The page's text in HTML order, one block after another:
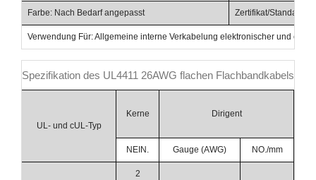
Farbe: Nach Bedarf angepasst Zertifikat/Standard:
Verwendung Für: Allgemeine interne Verkabelung elektronischer und
Spezifikation des UL4411 26AWG flachen Flachbandkabels
UL- und cUL-Typ
Kerne Dirigent
NEIN. Gauge (AWG) NO./mm
2